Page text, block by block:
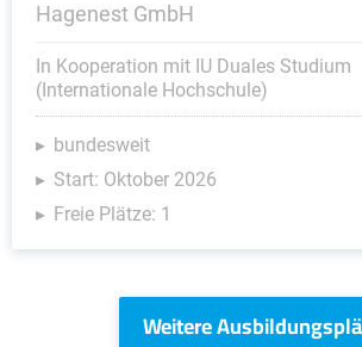
Hagenest GmbH
In Kooperation mit IU Duales Studium
(Internationale Hochschule)
bundesweit
Start: Oktober 2026
Freie Plätze: 1
Weitere